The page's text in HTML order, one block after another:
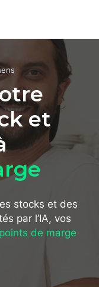
et
stocks et des
par l’IA, vos
de marge